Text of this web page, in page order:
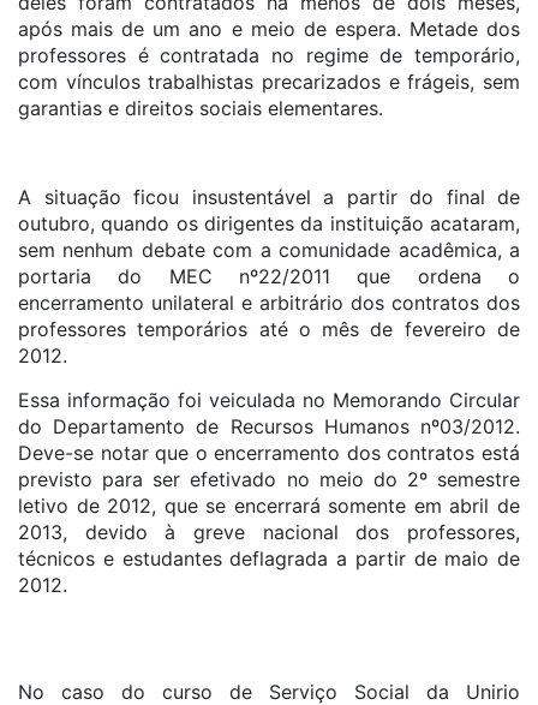
após mais de um ano e meio de espera. Metade dos
professores é contratada no regime de temporário,
com vínculos trabalhistas precarizados e frágeis, sem
garantias e direitos sociais elementares.
A situação ficou insustentável a partir do final de
outubro, quando os dirigentes da instituição acataram,
sem nenhum debate com a comunidade acadêmica, a
portaria do MEC nº22/2011 que ordena o
encerramento unilateral e arbitrário dos contratos dos
professores temporários até o mês de fevereiro de
2012.
Essa informação foi veiculada no Memorando Circular
do Departamento de Recursos Humanos nº03/2012.
Deve-se notar que o encerramento dos contratos está
previsto para ser efetivado no meio do 2º semestre
letivo de 2012, que se encerrará somente em abril de
2013, devido à greve nacional dos professores,
técnicos e estudantes deflagrada a partir de maio de
2012.
No caso do curso de Serviço Social da Unirio